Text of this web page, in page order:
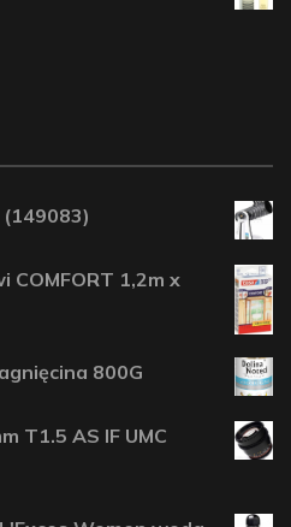
1,2m x
800G
T1.5 AS IF UMC